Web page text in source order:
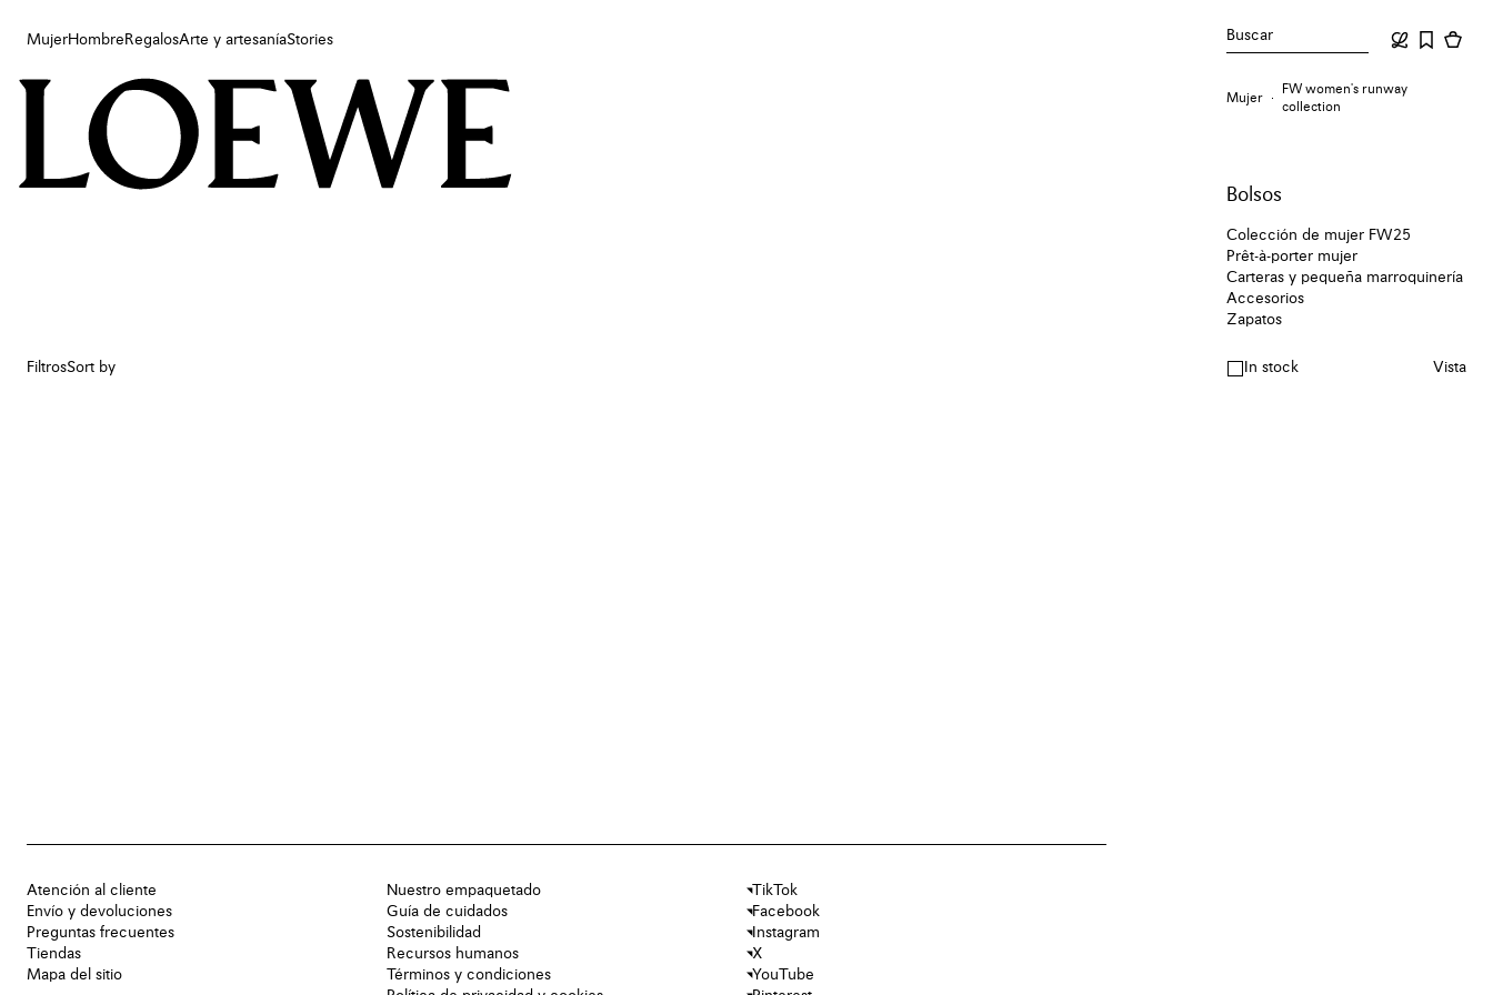
MujerHombre RegalosArte y artesaníaStories Buscar
Mujer
Arte y artesanía
Mujer
FW women's runway
collection
Bolsos
Colección de mujer FW25
Prêt-à-porter mujer
Carteras y pequeña marroquinería
Accesorios
Zapatos
FiltrosSort by In stock Vista
Atención al cliente
Envío y devoluciones
Preguntas frecuentes
Tiendas
Mapa del sitio
Nuestro empaquetado
Guía de cuidados
Sostenibilidad
Recursos humanos
Términos y condiciones
TikTok
Facebook
Instagram
X
YouTube